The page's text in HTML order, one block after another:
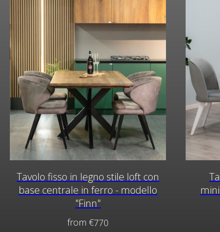
Tavolo fisso in legno stile loft con
base centrale in ferro - modello
"Finn"
from €770